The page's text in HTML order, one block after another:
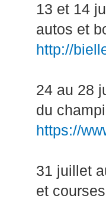
13 et 14
autos et
http://
24 au 28
du
https://
31 juillet
et